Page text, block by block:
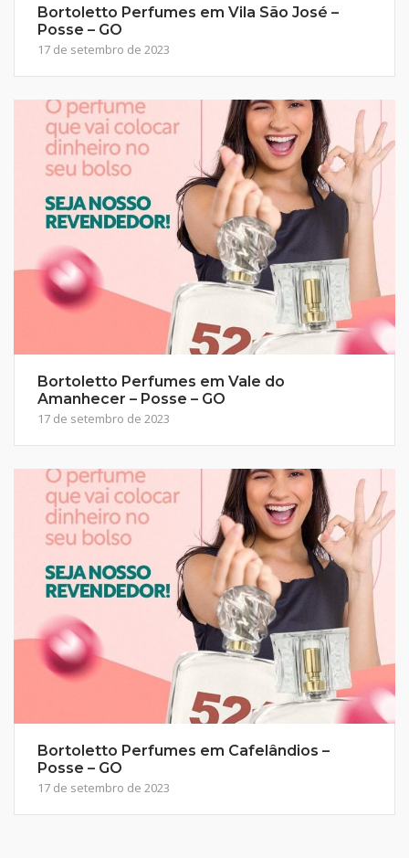
Bortoletto Perfumes em Vila São José –
Posse – GO
17 de setembro de 2023
Bortoletto Perfumes em Vale do
Amanhecer – Posse – GO
17 de setembro de 2023
Bortoletto Perfumes em Cafelândios –
Posse – GO
17 de setembro de 2023